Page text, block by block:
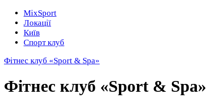
MixSport
Локації
Київ
Спорт клуб
Фітнес клуб «Sport & Spa»
Фітнес клуб «Sport & Spa»